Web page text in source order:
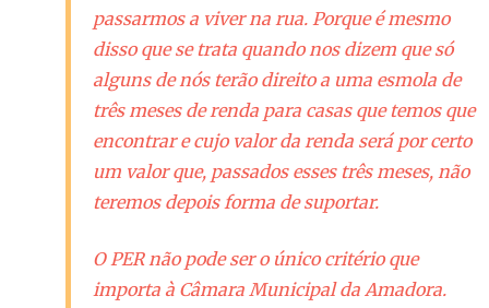
passarmos a viver na rua. Porque é mesmo
disso que se trata quando nos dizem que só
alguns de nós terão direito a uma esmola de
três meses de renda para casas que temos que
encontrar e cujo valor da renda será por certo
um valor que, passados esses três meses, não
teremos depois forma de suportar.
O PER não pode ser o único critério que
importa à Câmara Municipal da Amadora.